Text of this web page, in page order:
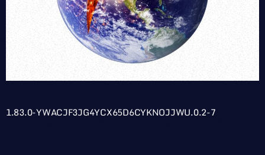
1.83.0-YWACJF3JG4YCX65D6CYKNOJJWU.0.2-7